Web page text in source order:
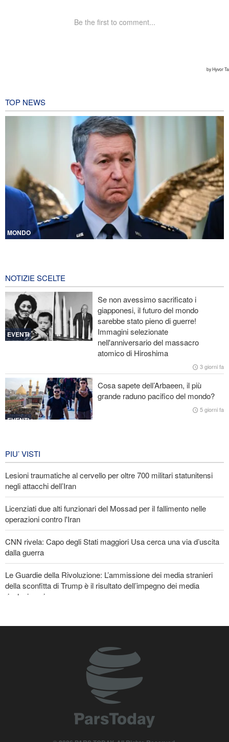
TOP NEWS
MONDO
Le Guardie della Rivoluzione: L’ammissione dei media stranieri
della sconfitta di Trump è il risultato dell’impegno dei media
rivoluzionari
Un membro di spicco di Ansarullah: Le dichiarazioni del Consiglio
di Sicurezza non meritano attenzione
Araghchi ai Paesi vicini: È tempo di contare solo su noi stessi e di
abbracciare la vera fratellanza
Licenziati due alti funzionari del Mossad per il fallimento nelle
operazioni contro l'Iran
NOTIZIE SCELTE
EVENTI
Se non avessimo sacrificato i
giapponesi, il futuro del mondo
sarebbe stato pieno di guerre!
Immagini selezionate
nell'anniversario del massacro
atomico di Hiroshima
3 giorni fa
EVENTI
Cosa sapete dell’Arbaeen, il più
grande raduno pacifico del mondo?
5 giorni fa
EVENTI
PIU’ VISTI
Lesioni traumatiche al cervello per oltre 700 militari statunitensi
negli attacchi dell’Iran
Licenziati due alti funzionari del Mossad per il fallimento nelle
operazioni contro l'Iran
CNN rivela: Capo degli Stati maggiori Usa cerca una via d’uscita
dalla guerra
Le Guardie della Rivoluzione: L’ammissione dei media stranieri
della sconfitta di Trump è il risultato dell’impegno dei media
rivoluzionari
di Sicurezza non meritano attenzione
La risposta di Ghalibaf a Trump: La diplomazia teatrale in loop è
Araghchi ai Paesi vicini: È tempo di contare solo su noi stessi e di
abbracciare la vera fratellanza